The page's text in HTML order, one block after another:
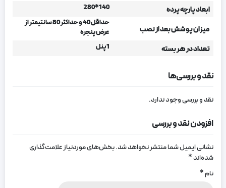
ابعاد پارچه پرده 140*280
میزان پوشش بعد از نصب
حداقل 40 و حداکثر 80 سانتیمتر از
عرض پنجره
تعداد در هر بسته 1 پنل
نقد و بررسی‌ها
نقد و بررسی وجود ندارد.
افزودن نقد و بررسی
نشانی ایمیل شما منتشر نخواهد شد.بخش‌های موردنیاز علامت‌گذاری
شده‌اند*
نام*